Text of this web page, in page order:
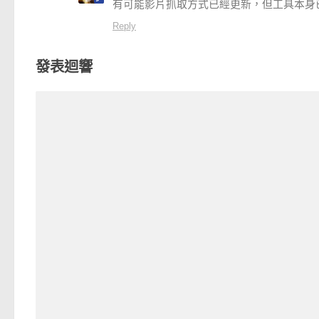
有可能影片抓取方式已經更新，但工具本身
Reply
發表迴響